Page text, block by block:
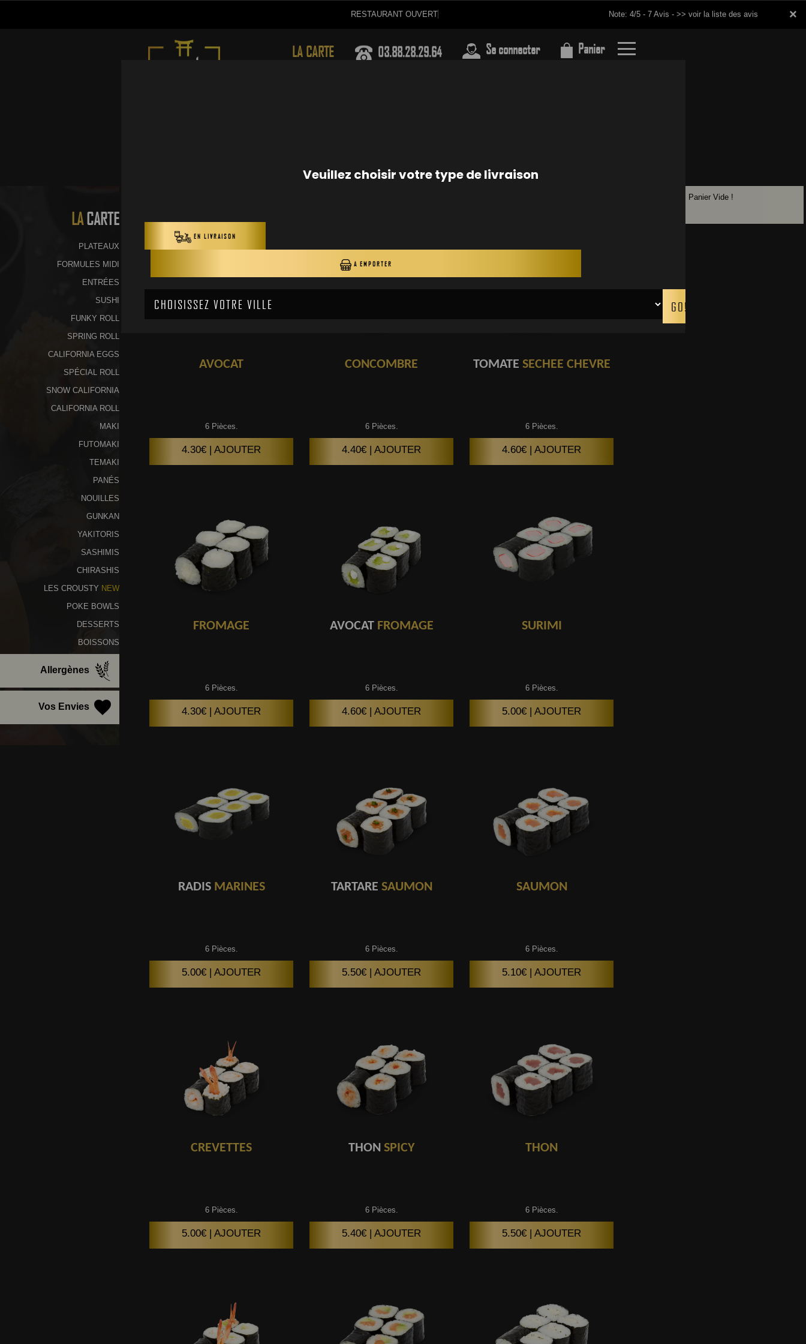
×
RESTAURANT OUVE Note: 4/5 - 7 Avis - >> voir la liste des avis
LA CARTE 03.88.28.29.64 Se connecter Panier
×
LACARTE
PLATEAUX
FORMULES MIDI
ENTRÉES
SUSHI
FUNKY ROLL
SPRING ROLL
CALIFORNIA EGGS
SPÉCIAL ROLL
SNOW CALIFORNIA
CALIFORNIA ROLL
MAKI
FUTOMAKI
TEMAKI
PANÉS
NOUILLES
GUNKAN
YAKITORIS
SASHIMIS
CHIRASHIS
LES CROUSTY NEW
POKE BOWLS
DESSERTS
BOISSONS
Allergènes
Vos Envies
AVOCAT
6 Pièces.
4.30€ | AJOUTER
CONCOMBRE
6 Pièces.
4.40€ | AJOUTER
TOMATE SECHEE CHEVRE
6 Pièces.
4.60€ | AJOUTER
FROMAGE
6 Pièces.
4.30€ | AJOUTER
AVOCATFROMAGE
6 Pièces.
4.60€ | AJOUTER
SURIMI
6 Pièces.
5.00€ | AJOUTER
RADISMARINES
6 Pièces.
5.00€ | AJOUTER
TARTARE SAUMON
6 Pièces.
5.50€ | AJOUTER
SAUMON
6 Pièces.
5.10€ | AJOUTER
CREVETTES
6 Pièces.
5.00€ | AJOUTER
THON SPICY
6 Pièces.
5.40€ | AJOUTER
THON
6 Pièces.
5.50€ | AJOUTER
Panier Vide !